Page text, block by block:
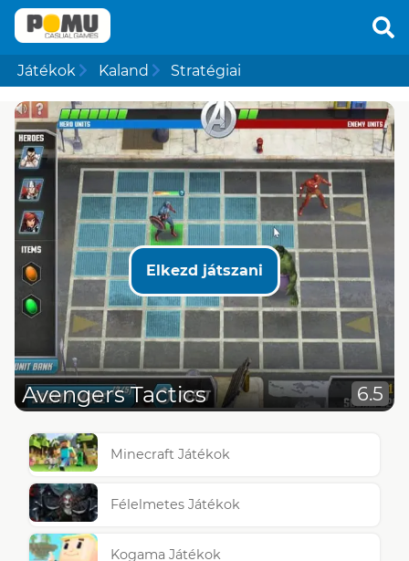
Játékok Kaland Stratégiai
Elkezd játszani
Avengers Tactics 6.5
Minecraft Játékok
Félelmetes Játékok
Kogama Játékok